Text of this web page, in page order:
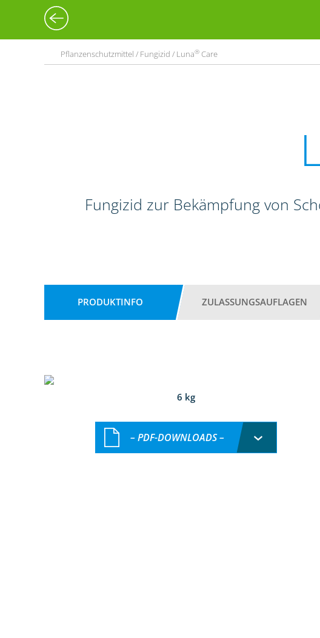
Pflanzenschutzmittel / Fungizid / Luna® Care
Fungizid zur Bekämpfung von
PRODUKTINFO ZULASSUNGSAUFLAGEN
6 kg
– PDF-DOWNLOADS –